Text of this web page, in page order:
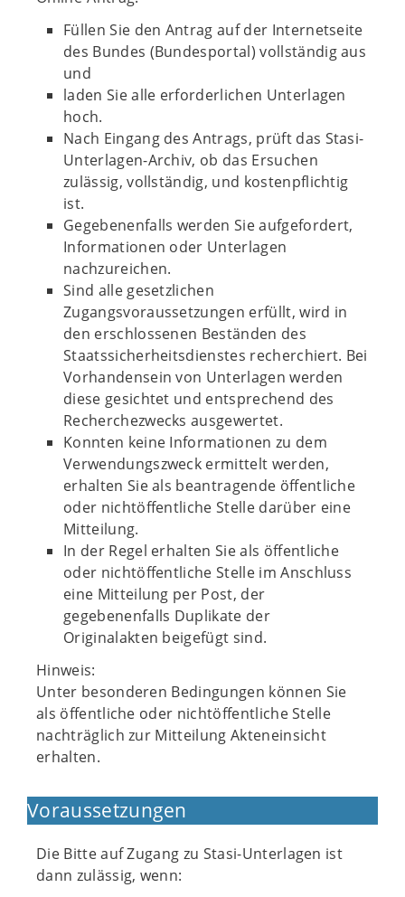
Füllen Sie den Antrag auf der Internetseite
des Bundes (Bundesportal) vollständig aus
und
laden Sie alle erforderlichen Unterlagen
hoch.
Nach Eingang des Antrags, prüft das Stasi-
Unterlagen-Archiv, ob das Ersuchen
zulässig, vollständig, und kostenpflichtig
ist.
Gegebenenfalls werden Sie aufgefordert,
Informationen oder Unterlagen
nachzureichen.
Sind alle gesetzlichen
Zugangsvoraussetzungen erfüllt, wird in
den erschlossenen Beständen des
Staatssicherheitsdienstes recherchiert. Bei
Vorhandensein von Unterlagen werden
diese gesichtet und entsprechend des
Recherchezwecks ausgewertet.
Konnten keine Informationen zu dem
Verwendungszweck ermittelt werden,
erhalten Sie als beantragende öffentliche
oder nichtöffentliche Stelle darüber eine
Mitteilung.
In der Regel erhalten Sie als öffentliche
oder nichtöffentliche Stelle im Anschluss
eine Mitteilung per Post, der
gegebenenfalls Duplikate der
Originalakten beigefügt sind.
Hinweis:
Unter besonderen Bedingungen können Sie
als öffentliche oder nichtöffentliche Stelle
nachträglich zur Mitteilung Akteneinsicht
erhalten.
Voraussetzungen
Die Bitte auf Zugang zu Stasi-Unterlagen ist
dann zulässig, wenn: